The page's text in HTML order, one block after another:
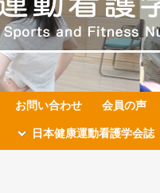
お問い合わせ 会員の声
日本健康運動看護学会誌